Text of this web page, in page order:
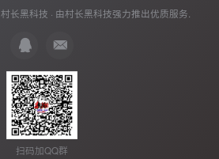
村长黑科技 · 由村长黑科技强力推出优质服务.
扫码加QQ群